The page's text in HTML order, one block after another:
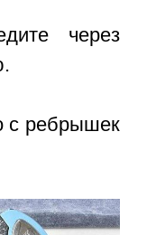
через
с ребрышек